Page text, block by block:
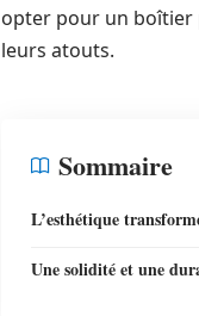
opter pour un boîtier
leurs atouts.
Sommaire
L’esthétique
Une solidité et une